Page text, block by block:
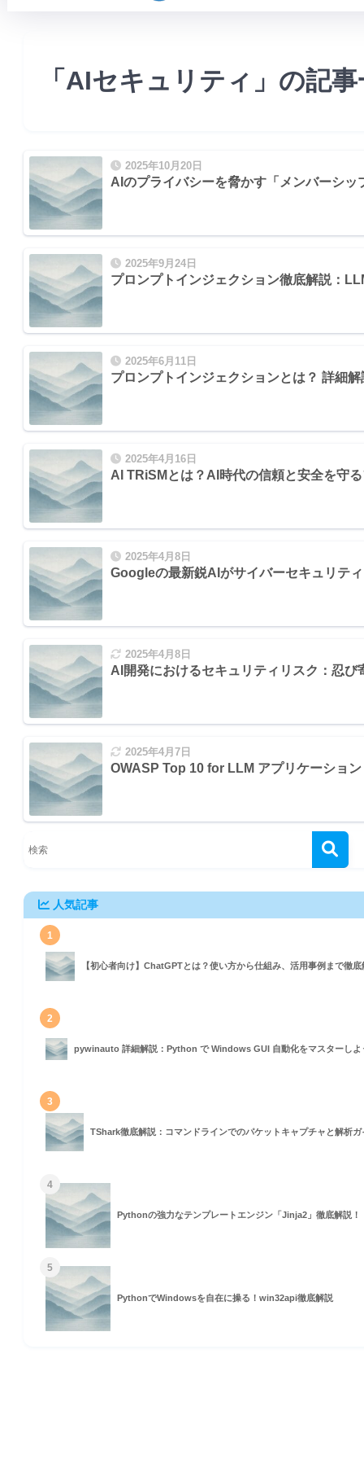
「AIセキュリティ」の記
2025年10月20日
AIのプライバシーを脅かす「メンバーシ
2025年9月24日
プロンプトインジェクション徹底解説：
2025年6月11日
プロンプトインジェクションとは？ 詳細解
2025年4月16日
AI TRiSMとは？AI時代の信頼と安全を守
2025年4月8日
Googleの最新鋭AIがサイバーセキュリテ
2025年4月8日
AI開発におけるセキュリティリスク：忍び
2025年4月7日
OWASP Top 10 for LLM アプリケーション
人気記事
1
【初心者向け】ChatGPTとは？使い方から仕組み、活用事例まで徹底
2
pywinauto 詳細解説：Python で Windows GUI 自動化をマスターしよ
3
TShark徹底解説：コマンドラインでのパケットキャプチャと解析ガ
4
Pythonの強力なテンプレートエンジン「Jinja2」徹底解説！
5
PythonでWindowsを自在に操る！win32api徹底解説